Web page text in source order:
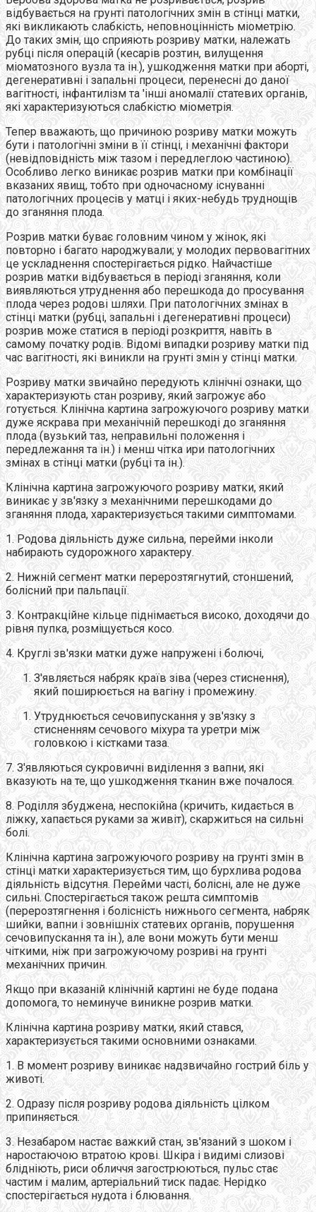
відбувається на грунті патологічних змін в стінці матки,
які викликають слабкість, неповноцінність міометрію.
До таких змін, що сприяють розриву матки, належать
рубці після операцій (кесарів розтин, вилущення
міоматозного вузла та ін.), ушкодження матки при аборті,
дегенеративні і запальні процеси, перенесні до даної
вагітності, інфантилізм та 'інші аномалії статевих органів,
які характеризуються слабкістю міометрія.
Тепер вважають, що причиною розриву матки можуть
бути і патологічні зміни в її стінці, і механічні фактори
(невідповідність між тазом і передлеглою частиною).
Особливо легко виникає розрив матки при комбінації
вказаних явищ, тобто при одночасному існуванні
патологічних процесів у матці і яких-небудь труднощів
до зганяння плода.
Розрив матки буває головним чином у жінок, які
повторно і багато народжували; у молодих первовагітних
це ускладнення спостерігається рідко. Найчастіше
розрив матки відбувається в періоді зганяння, коли
виявляються утруднення або перешкода до просування
плода через родові шляхи. При патологічних змінах в
стінці матки (рубці, запальні і дегенеративні процеси)
розрив може статися в періоді розкриття, навіть в
самому початку родів. Відомі випадки розриву матки під
час вагітності, які виникли на грунті змін у стінці матки.
Розриву матки звичайно передують клінічні ознаки, що
характеризують стан розриву, який загрожує або
готується. Клінічна картина загрожуючого розриву матки
дуже яскрава при механічній перешкоді до зганяння
плода (вузький таз, неправильні положення і
передлежання та ін.) і менш чітка ири патологічних
змінах в стінці матки (рубці та ін.).
Клінічна картина загрожуючого розриву матки, який
виникає у зв'язку з механічними перешкодами до
зганяння плода, характеризується такими симптомами.
1. Родова діяльність дуже сильна, перейми інколи
набирають судорожного характеру.
2. Нижній сегмент матки перерозтягнутий, стоншений,
болісний при пальпації.
3. Контракційне кільце піднімається високо, доходячи до
рівня пупка, розміщується косо.
4. Круглі зв'язки матки дуже напружені і болючі,
З'являється набряк країв зіва (через стиснення),
який поширюється на вагіну і промежину.
Утруднюється сечовипускання у зв'язку з
стисненням сечового міхура та уретри між
головкою і кістками таза.
7. З'являються сукровичні виділення з вапни, які
вказують на те, що ушкодження тканин вже почалося.
8. Роділля збуджена, неспокійна (кричить, кидається в
ліжку, хапається руками за живіт), скаржиться на сильні
болі.
Клінічна картина загрожуючого розриву на грунті змін в
стінці матки характеризується тим, що бурхлива родова
діяльність відсутня. Перейми часті, болісні, але не дуже
сильні. Спостерігається також решта симптомів
(перерозтягнення і болісність нижнього сегмента, набряк
шийки, вапни і зовнішніх статевих органів, порушення
сечовипускання та ін.), але вони можуть бути менш
чіткими, ніж при загрожуючому розриві на грунті
механічних причин.
Якщо при вказаній клінічній картині не буде подана
допомога, то неминуче виникне розрив матки.
Клінічна картина розриву матки, який стався,
характеризується такими основними ознаками.
1. В момент розриву виникає надзвичайно гострий біль у
животі.
2. Одразу після розриву родова діяльність цілком
припиняється.
3. Незабаром настає важкий стан, зв'язаний з шоком і
наростаючою втратою крові. Шкіра і видимі слизові
блідніють, риси обличчя загострюються, пульс стає
частим і малим, артеріальний тиск падає. Нерідко
спостерігається нудота і блювання.